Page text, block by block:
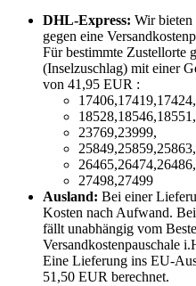
DHL-Express: Wir bieten
gegen eine
Für bestimmte Zustellorte
(Inselzuschlag) mit einer
von 41,95 EUR :
23769,23999,
27498,27499
Ausland: Bei einer
Kosten nach Aufwand.
fällt unabhängig vom
Versandkostenpauschale
Eine Lieferung ins EU-
51,50 EUR berechnet.